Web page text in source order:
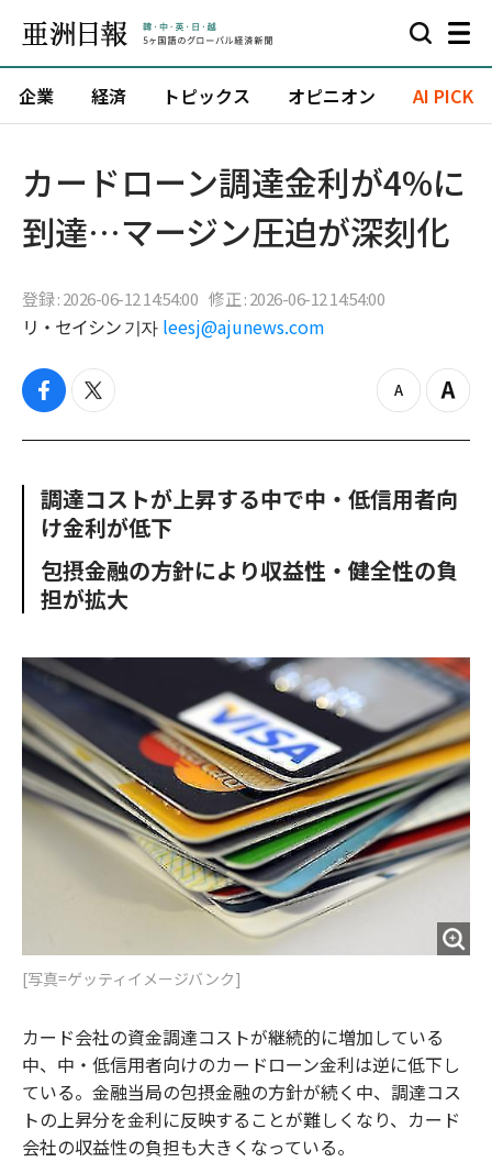
企業 経済 トピックス オピニオン AI PICK
カードローン調達金利が4%に
到達…マージン圧迫が深刻化
登録 : 2026-06-12 14:54:00 修正 : 2026-06-12 14:54:00
リ・セイシン 기자 leesj@ajunews.com
f
c
o
o
t
i
e
r
z
o
u
Z
o
n
調達コストが上昇する中で中・低信用者向
け金利が低下
包摂金融の方針により収益性・健全性の負
担が拡大
[写真=ゲッティイメージバンク]
カード会社の資金調達コストが継続的に増加している
中、中・低信用者向けのカードローン金利は逆に低下し
ている。金融当局の包摂金融の方針が続く中、調達コス
トの上昇分を金利に反映することが難しくなり、カード
会社の収益性の負担も大きくなっている。